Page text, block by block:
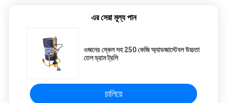
এর সেরা মূল্য পান
ওজনের স্কেল সহ 250 কেজি অ্যাডজাস্টেবল উচ্চতা
তেল ড্রাম ট্রলি
চালিয়ে